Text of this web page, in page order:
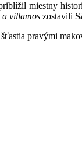
miestny
a villamos zostavili
pravými